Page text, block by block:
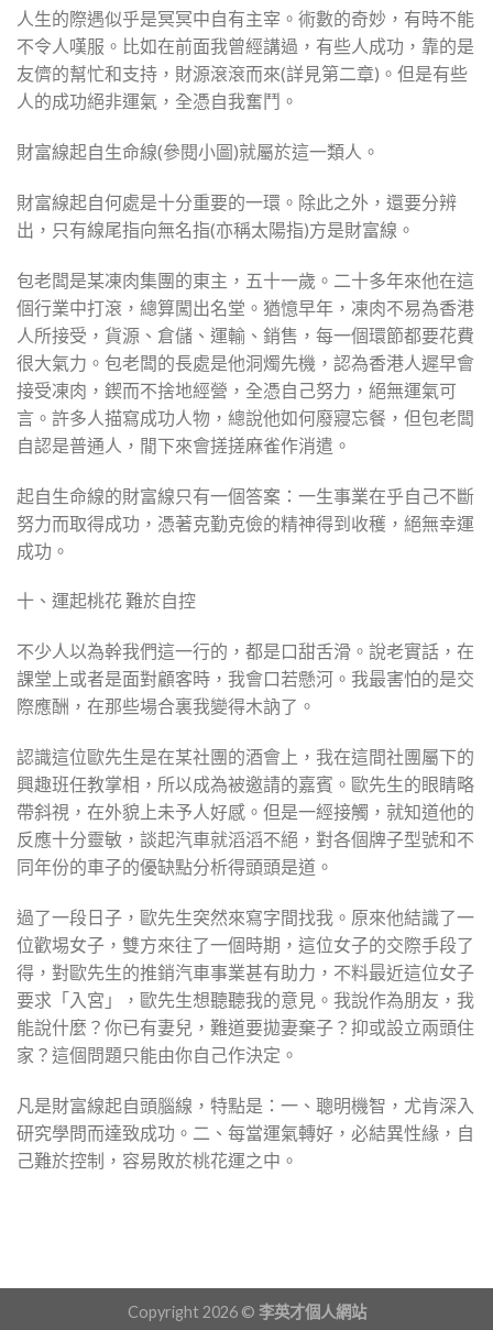
人生的際遇似乎是冥冥中自有主宰。術數的奇妙，有時不能
不令人嘆服。比如在前面我曾經講過，有些人成功，靠的是
友儕的幫忙和支持，財源滾滾而來(詳見第二章)。但是有些
人的成功絕非運氣，全憑自我奮鬥。
財富線起自生命線(參閱小圖)就屬於這一類人。
財富線起自何處是十分重要的一環。除此之外，還要分辨
出，只有線尾指向無名指(亦稱太陽指)方是財富線。
包老闆是某凍肉集團的東主，五十一歲。二十多年來他在這
個行業中打滾，總算闖出名堂。猶憶早年，凍肉不易為香港
人所接受，貨源、倉儲、運輸、銷售，每一個環節都要花費
很大氣力。包老闆的長處是他洞燭先機，認為香港人遲早會
接受凍肉，鍥而不捨地經營，全憑自己努力，絕無運氣可
言。許多人描寫成功人物，總說他如何廢寢忘餐，但包老闆
自認是普通人，閒下來會搓搓麻雀作消遣。
起自生命線的財富線只有一個答案：一生事業在乎自己不斷
努力而取得成功，憑著克勤克儉的精神得到收穫，絕無幸運
成功。
十、運起桃花 難於自控
不少人以為幹我們這一行的，都是口甜舌滑。說老實話，在
課堂上或者是面對顧客時，我會口若懸河。我最害怕的是交
際應酬，在那些場合裏我變得木訥了。
認識這位歐先生是在某社團的酒會上，我在這間社團屬下的
興趣班任教掌相，所以成為被邀請的嘉賓。歐先生的眼睛略
帶斜視，在外貌上未予人好感。但是一經接觸，就知道他的
反應十分靈敏，談起汽車就滔滔不絕，對各個牌子型號和不
同年份的車子的優缺點分析得頭頭是道。
過了一段日子，歐先生突然來寫字間找我。原來他結識了一
位歡埸女子，雙方來往了一個時期，這位女子的交際手段了
得，對歐先生的推銷汽車事業甚有助力，不料最近這位女子
要求「入宮」，歐先生想聽聽我的意見。我說作為朋友，我
能說什麼？你已有妻兒，難道要拋妻棄子？抑或設立兩頭住
家？這個問題只能由你自己作決定。
凡是財富線起自頭腦線，特點是：一、聰明機智，尤肯深入
研究學問而達致成功。二、每當運氣轉好，必結異性緣，自
己難於控制，容易敗於桃花運之中。
Copyright 2026 © 李英才個人網站